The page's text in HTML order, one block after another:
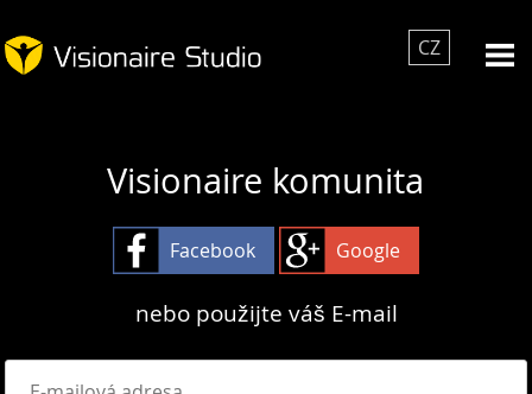
CZ
Visionaire komunita
Facebook Google
nebo použijte váš E-mail